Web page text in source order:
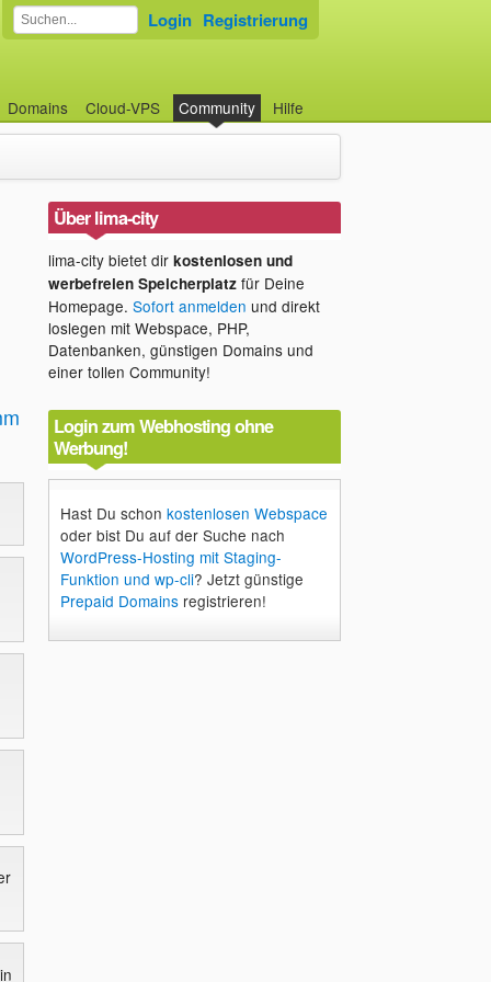
Domains Cloud-VPS Community Hilfe
Login Registrierung
Über lima-city
lima-city bietet dir kostenlosen und
werbefreien Speicherplatzfür Deine
Homepage. Sofort anmelden und direkt
loslegen mit Webspace, PHP,
Datenbanken, günstigen Domains und
einer tollen Community!
Login zum Webhosting ohne
Werbung!
Hast Du schon kostenlosen Webspace
oder bist Du auf der Suche nach
WordPress-Hosting mit Staging-
Funktion und wp-cli? Jetzt günstige
Prepaid Domainsregistrieren!